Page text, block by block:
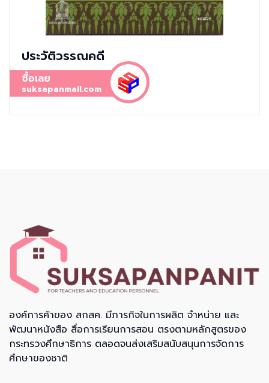
ประวัติวรรณคดี
ซื้อเลย
suksapanmall.com
องค์การค้าของ สกสค. มีภารกิจในการผลิต จำหน่าย และ
พัฒนาหนังสือ สื่อการเรียนการสอน ตรงตามหลักสูตรของ
กระทรวงศึกษาธิการ ตลอดจนส่งเสริมสนับสนุนการจัดการ
ศึกษาของชาติ